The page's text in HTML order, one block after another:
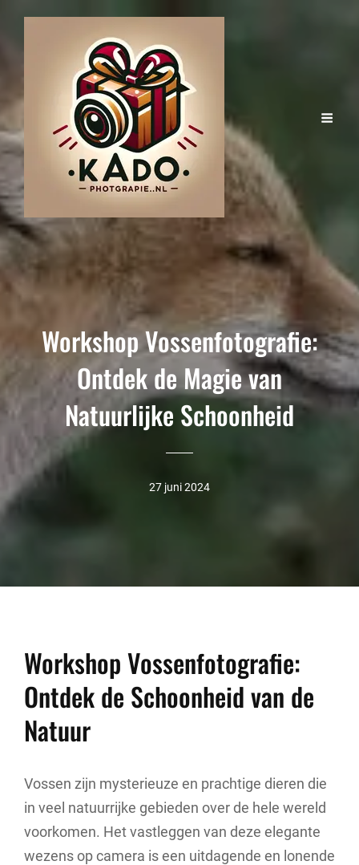
Workshop Vossenfotografie:
Ontdek de Magie van
Natuurlijke Schoonheid
27 juni 2024
Workshop Vossenfotografie:
Ontdek de Schoonheid van de
Natuur
Vossen zijn mysterieuze en prachtige dieren die
in veel natuurrijke gebieden over de hele wereld
voorkomen. Het vastleggen van deze elegante
wezens op camera is een uitdagende en lonende